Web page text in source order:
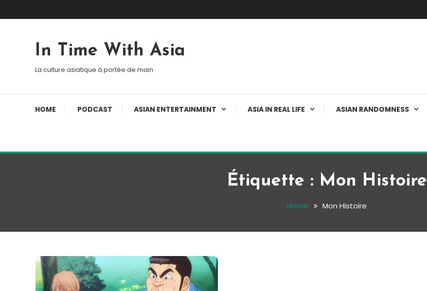
In Time With Asia
La culture asiatique à portée de main
HOME PODCAST ASIAN ENTERTAINMENT ASIA IN REAL LIFE ASIAN RANDOMNESS
Étiquette : Mon Histoire
Home Mon Histoire